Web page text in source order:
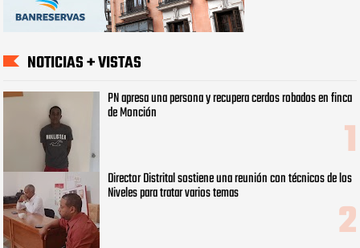
NOTICIAS + VISTAS
PN apresa una persona y recupera cerdos robados en finca
de Monción
Director Distrital sostiene una reunión con técnicos de los
Niveles para tratar varios temas